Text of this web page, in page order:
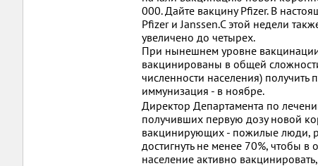
000. Дайте вакцину Pfizer. В
Pfizer и Janssen.С этой недели
увеличено до четырех.
При нынешнем уровне
вакцинированы в общей
численности населения)
иммунизация - в ноябре.
Директор Департамента по
получивших первую дозу новой
вакцинирующих - пожилые люди,
достигнуть не менее 70%, чтобы в
население активно